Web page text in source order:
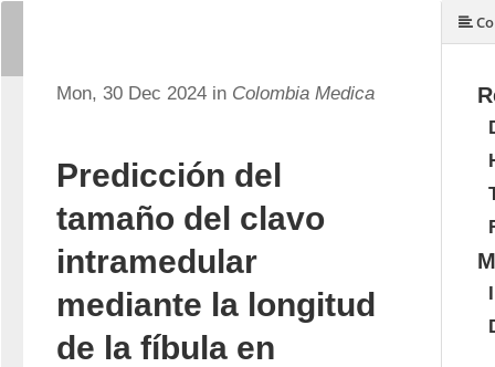
Mon, 30 Dec 2024 in Colombia Medica
Predicción del
tamaño del clavo
intramedular
mediante la longitud
de la fíbula en